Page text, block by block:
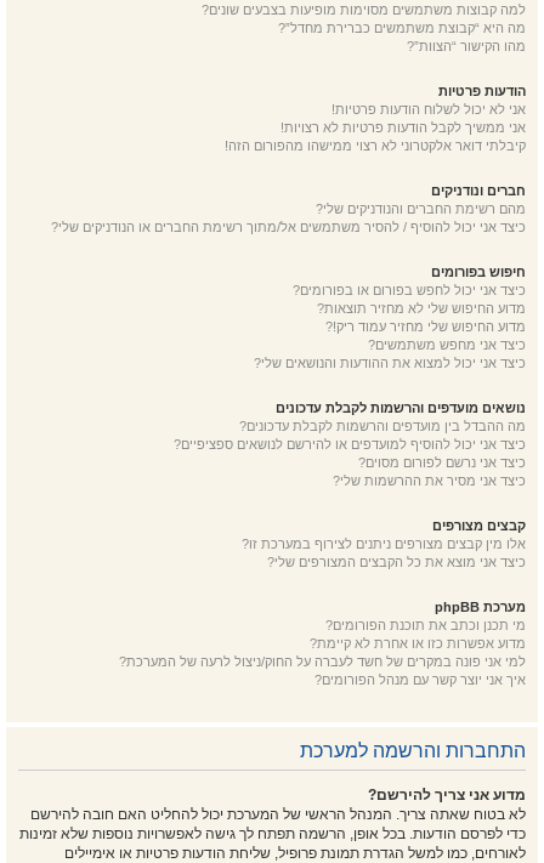
למה קבוצות משתמשים מסוימות מופיעות בצבעים שונים?
מה היא “קבוצת משתמשים כברירת מחדל”?
מהו הקישור “הצוות”?
הודעות פרטיות
אני לא יכול לשלוח הודעות פרטיות!
אני ממשיך לקבל הודעות פרטיות לא רצויות!
קיבלתי דואר אלקטרוני לא רצוי ממישהו מהפורום הזה!
חברים ונודניקים
מהם רשימת החברים והנודניקים שלי?
כיצד אני יכול להוסיף / להסיר משתמשים אל/מתוך רשימת החברים או הנודניקים שלי?
חיפוש בפורומים
כיצד אני יכול לחפש בפורום או בפורומים?
מדוע החיפוש שלי לא מחזיר תוצאות?
מדוע החיפוש שלי מחזיר עמוד ריק!?
כיצד אני מחפש משתמשים?
כיצד אני יכול למצוא את ההודעות והנושאים שלי?
נושאים מועדפים והרשמות לקבלת עדכונים
מה ההבדל בין מועדפים והרשמות לקבלת עדכונים?
כיצד אני יכול להוסיף למועדפים או להירשם לנושאים ספציפיים?
כיצד אני נרשם לפורום מסוים?
כיצד אני מסיר את ההרשמות שלי?
קבצים מצורפים
אלו מין קבצים מצורפים ניתנים לצירוף במערכת זו?
כיצד אני מוצא את כל הקבצים המצורפים שלי?
מערכת phpBB
מי תכנן וכתב את תוכנת הפורומים?
מדוע אפשרות כזו או אחרת לא קיימת?
למי אני פונה במקרים של חשד לעברה על החוק/ניצול לרעה של המערכת?
איך אני יוצר קשר עם מנהל הפורומים?
התחברות והרשמה למערכת
מדוע אני צריך להירשם?
לא בטוח שאתה צריך. המנהל הראשי של המערכת יכול להחליט האם חובה להירשם
כדי לפרסם הודעות. בכל אופן, הרשמה תפתח לך גישה לאפשרויות נוספות שלא זמינות
לאורחים, כמו למשל הגדרת תמונת פרופיל, שליחת הודעות פרטיות או אימיילים